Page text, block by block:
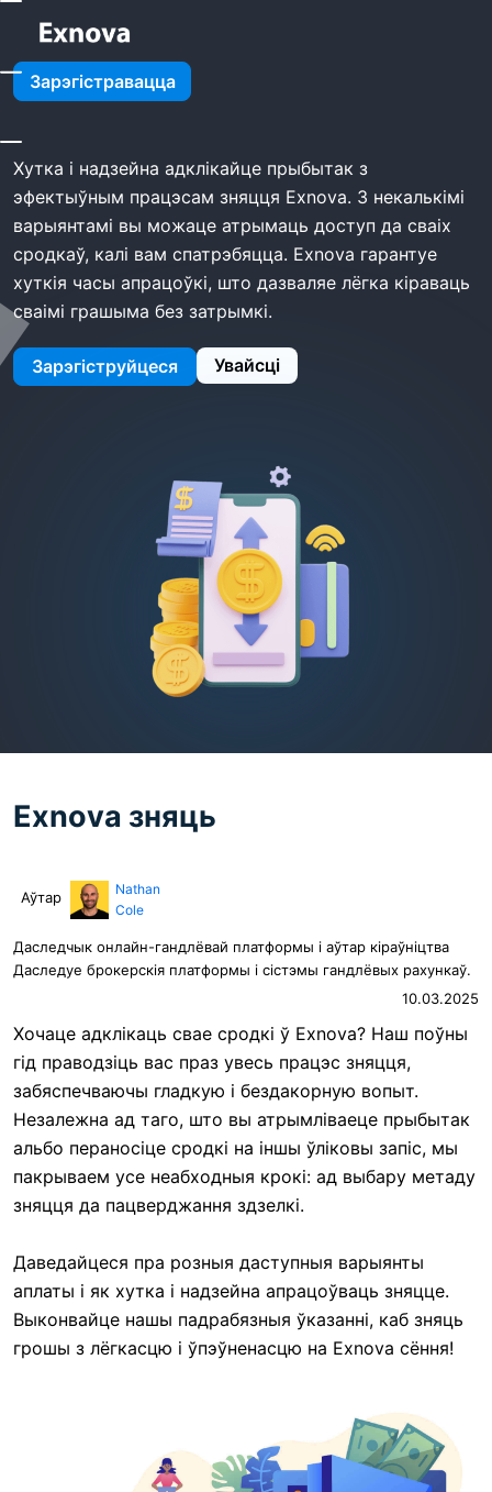
Зарэгістравацца
Дом Exnova Зняць
Exnova зняць
Хутка і надзейна адклікайце прыбытак з
эфектыўным працэсам зняцця Exnova. З некалькімі
варыянтамі вы можаце атрымаць доступ да сваіх
сродкаў, калі вам спатрэбяцца. Exnova гарантуе
хуткія часы апрацоўкі, што дазваляе лёгка кіраваць
сваімі грашыма без затрымкі.
Зарэгіструйцеся Увайсці
Exnova зняць
Аўтар
Nathan
Cole
Даследчык онлайн-гандлёвай платформы і аўтар кіраўніцтва
Даследуе брокерскія платформы і сістэмы гандлёвых рахункаў.
10.03.2025
Хочаце адклікаць свае сродкі ў Exnova? Наш поўны
гід праводзіць вас праз увесь працэс зняцця,
забяспечваючы гладкую і бездакорную вопыт.
Незалежна ад таго, што вы атрымліваеце прыбытак
альбо пераносіце сродкі на іншы ўліковы запіс, мы
пакрываем усе неабходныя крокі: ад выбару метаду
зняцця да пацверджання здзелкі.
Даведайцеся пра розныя даступныя варыянты
аплаты і як хутка і надзейна апрацоўваць зняцце.
Выконвайце нашы падрабязныя ўказанні, каб зняць
грошы з лёгкасцю і ўпэўненасцю на Exnova сёння!